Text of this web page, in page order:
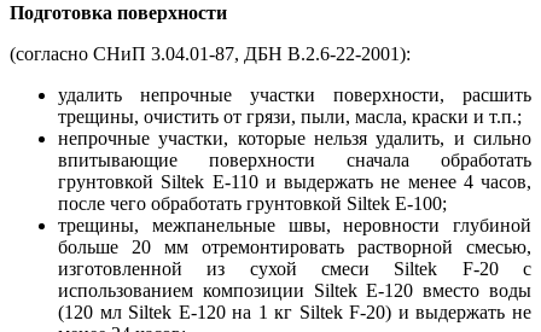
Подготовка поверхности
(согласно СНиП 3.04.01-87, ДБН В.2.6-22-2001):
удалить непрочные участки поверхности, расшить
трещины, очистить от грязи, пыли, масла, краски и т.п.;
непрочные участки, которые нельзя удалить, и сильно
впитывающие поверхности сначала обработать
грунтовкой Siltek Е-110 и выдержать не менее 4 часов,
после чего обработать грунтовкой Siltek Е-100;
трещины, межпанельные швы, неровности глубиной
больше 20 мм отремонтировать растворной смесью,
изготовленной из сухой смеси Siltek F-20 с
использованием композиции Siltek Е-120 вместо воды
(120 мл Siltek Е-120 на 1 кг Siltek F-20) и выдержать не